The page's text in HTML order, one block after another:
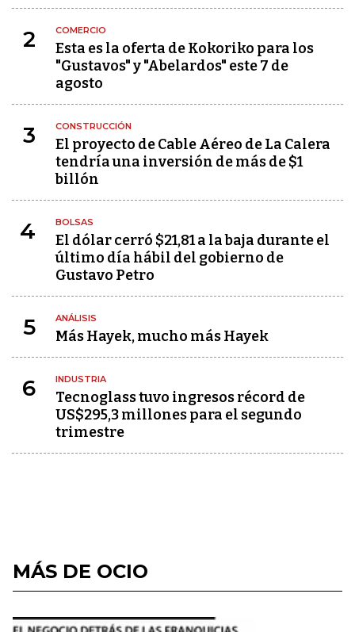
2 COMERCIO
Esta es la oferta de Kokoriko para los
"Gustavos" y "Abelardos" este 7 de
agosto
3 CONSTRUCCIÓN
El proyecto de Cable Aéreo de La Calera
tendría una inversión de más de $1
billón
4 BOLSAS
El dólar cerró $21,81 a la baja durante el
último día hábil del gobierno de
Gustavo Petro
5 ANÁLISIS
Más Hayek, mucho más Hayek
6 INDUSTRIA
Tecnoglass tuvo ingresos récord de
US$295,3 millones para el segundo
trimestre
MÁS DE OCIO